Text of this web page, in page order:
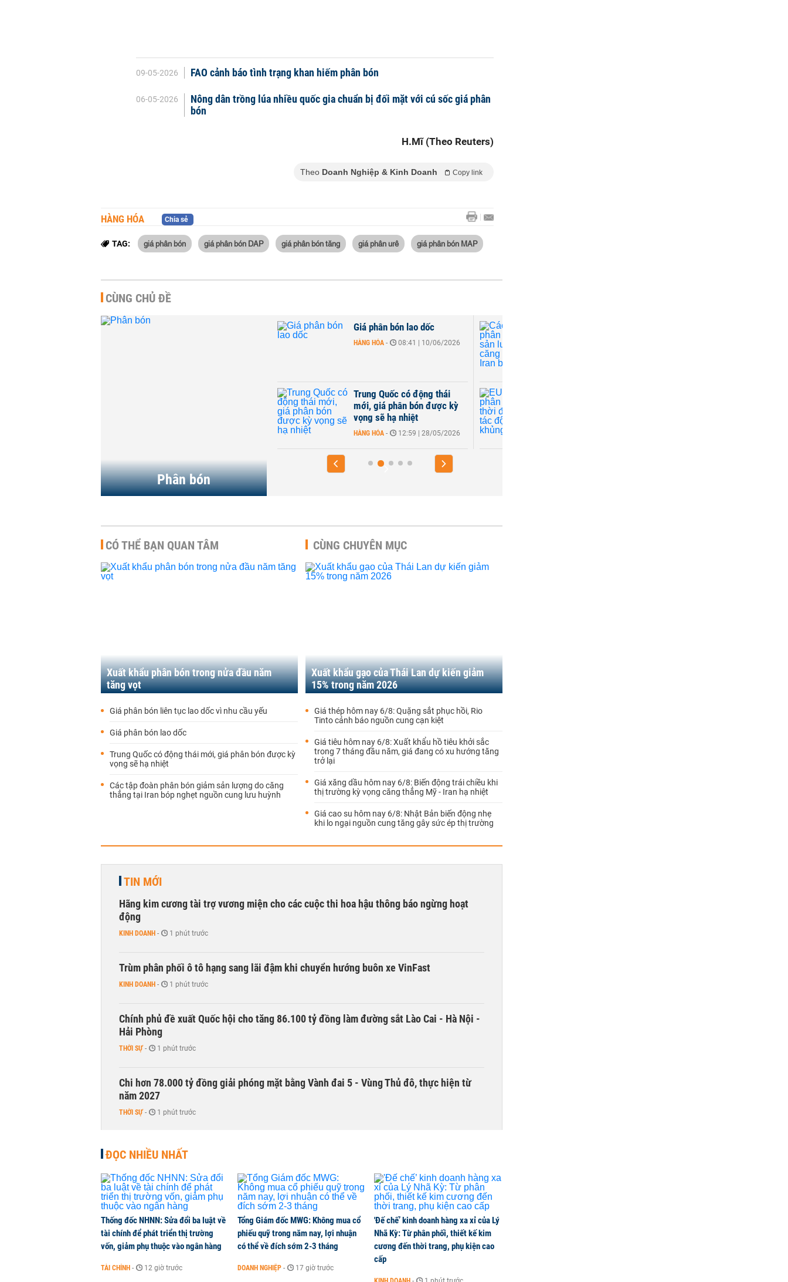
09-05-2026 FAO cảnh báo tình trạng khan hiếm phân bón
06-05-2026
Nông dân trồng lúa nhiều quốc gia chuẩn bị đối mặt với cú sốc giá phân
bón
H.Mĩ (Theo Reuters)
Theo Doanh Nghiệp & Kinh Doanh Copy link
HÀNG HÓA Chia sẻ
TAG: giá phân bón giá phân bón DAP giá phân bón tăng giá phân urê giá phân bón MAP
CÙNG CHỦ ĐỀ
Phân bón
Xuất khẩu phân bón trong
Giá phân bón lao dốc
Trung Quốc có động thái
mới, giá phân bón được kỳ
vọng sẽ hạ nhiệt
12:59 | 28/05/2026
Các tập đoàn phân bón giảm
sản lượng do căng thẳng tại
Iran bóp nghẹt...
08:00 | 26/05/2026
EU miễn thuế phân bón tạm
thời để giảm nhẹ tác động
của khủng hoảng...
HÀNG HÓA - 16:15 | 23/05/2026
CÓ THỂ BẠN QUAN TÂM
Xuất khẩu phân bón trong nửa đầu năm
tăng vọt
Giá phân bón liên tục lao dốc vì nhu cầu yếu
Giá phân bón lao dốc
Trung Quốc có động thái mới, giá phân bón được kỳ
vọng sẽ hạ nhiệt
Các tập đoàn phân bón giảm sản lượng do căng
thẳng tại Iran bóp nghẹt nguồn cung lưu huỳnh
CÙNG CHUYÊN MỤC
Xuất khẩu gạo của Thái Lan dự kiến giảm
15% trong năm 2026
Giá thép hôm nay 6/8: Quặng sắt phục hồi, Rio
Tinto cảnh báo nguồn cung cạn kiệt
Giá tiêu hôm nay 6/8: Xuất khẩu hồ tiêu khởi sắc
trong 7 tháng đầu năm, giá đang có xu hướng tăng
trở lại
Giá xăng dầu hôm nay 6/8: Biến động trái chiều khi
thị trường kỳ vọng căng thẳng Mỹ - Iran hạ nhiệt
Giá cao su hôm nay 6/8: Nhật Bản biến động nhẹ
khi lo ngại nguồn cung tăng gây sức ép thị trường
TIN MỚI
Hãng kim cương tài trợ vương miện cho các cuộc thi hoa hậu thông báo ngừng hoạt
động
KINH DOANH - 1 phút trước
Trùm phân phối ô tô hạng sang lãi đậm khi chuyển hướng buôn xe VinFast
KINH DOANH - 1 phút trước
Chính phủ đề xuất Quốc hội cho tăng 86.100 tỷ đồng làm đường sắt Lào Cai - Hà Nội -
Hải Phòng
THỜI SỰ - 1 phút trước
Chi hơn 78.000 tỷ đồng giải phóng mặt bằng Vành đai 5 - Vùng Thủ đô, thực hiện từ
năm 2027
THỜI SỰ - 1 phút trước
Tái cấu trúc đúng hướng, Nam Hoa hái trái ngọt trong kết quả kinh doanh nửa đầu
2026
CHUYỂN ĐỘNG THỊ TRƯỜNG - 1 phút trước
ĐỌC NHIỀU NHẤT
Thống đốc NHNN: Sửa đổi ba luật về
tài chính để phát triển thị trường
vốn, giảm phụ thuộc vào ngân hàng
TÀI CHÍNH - 12 giờ trước
Tổng Giám đốc MWG: Không mua cổ
phiếu quỹ trong năm nay, lợi nhuận
có thể về đích sớm 2-3 tháng
DOANH NGHIỆP - 17 giờ trước
'Đế chế’ kinh doanh hàng xa xỉ của Lý
Nhã Kỳ: Từ phân phối, thiết kế kim
cương đến thời trang, phụ kiện cao
cấp